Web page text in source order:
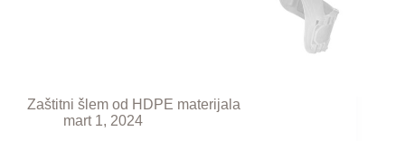
Zaštitni šlem od HDPE materijala
mart 1, 2024